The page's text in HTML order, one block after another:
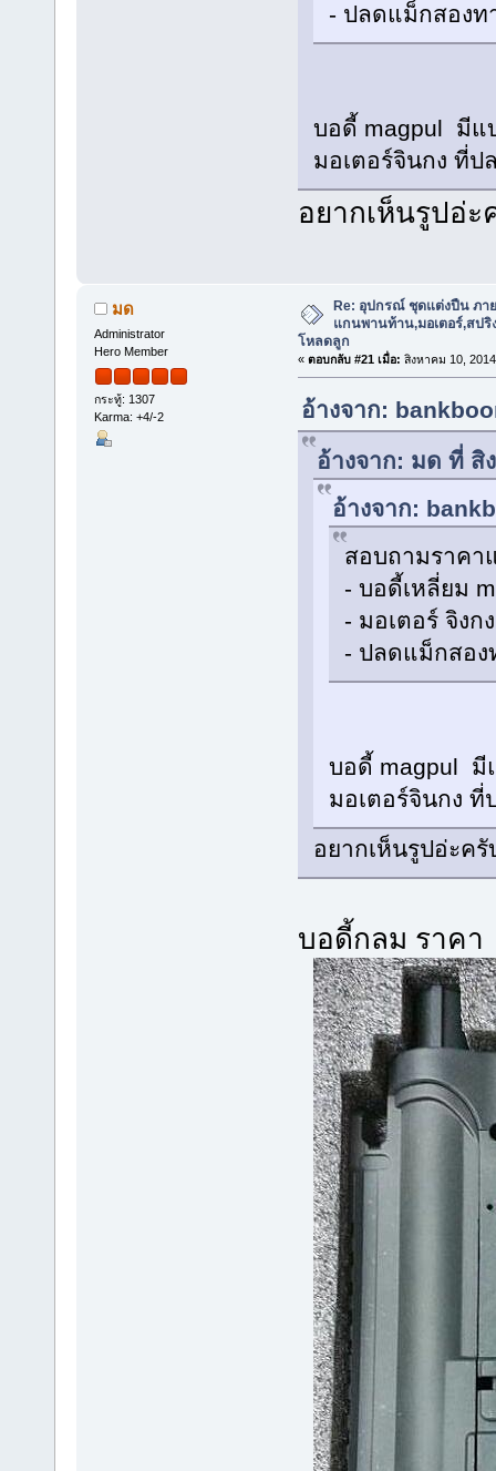
- ปลดแม็กสองท
บอดี้ magpul มีแ
มอเตอร์จินกง ที่
อยากเห็นรูปอ่ะ
มด
Administrator
Hero Member
กระทู้: 1307
Karma: +4/-2
Re: อุปกรณ์ ชุดแต่งปืน ภา
แกนพานท้าน,มอเตอร์,สปริ
โหลดลูก
« ตอบกลับ #21 เมื่อ: สิงหาคม 10,
อ้างจาก:
อ้างจาก: มด ที่ สิ
อ้างจาก:
สอบถามราคา
- บอดี้เหลี่ยม
- มอเตอร์ จิงก
- ปลดแม็กสอง
บอดี้ magpul มี
มอเตอร์จินกง
อยากเห็นรูปอ่ะครั
บอดี้กลม ราคา